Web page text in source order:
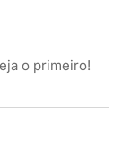
o primeiro!